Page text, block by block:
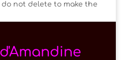
not delete to make the